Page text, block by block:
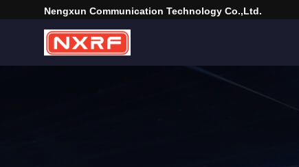
Nengxun Communication Technology Co.,Ltd.